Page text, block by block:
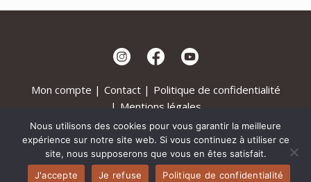
Mon compte Contact
Politique de confidentialité
Mentions légales
©Karma Mama - 2022
Site réalisé parAngèle
Nous utilisons des cookies pour vous garantir la meilleure
expérience sur notre site web. Si vous continuez à utiliser ce
site, nous supposerons que vous en êtes satisfait.
J'accepte
Je refuse Politique de confidentialité